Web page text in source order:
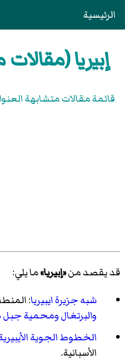
الرئيسية
إبيريا
قائمة مقالات متشابهة
قد يقصد من«إبيريا»ما يلي:
شبه جزيرة ايبيريا:
والبرتغالومحمية جبل
الخطوط الجوية
الأسبانية.